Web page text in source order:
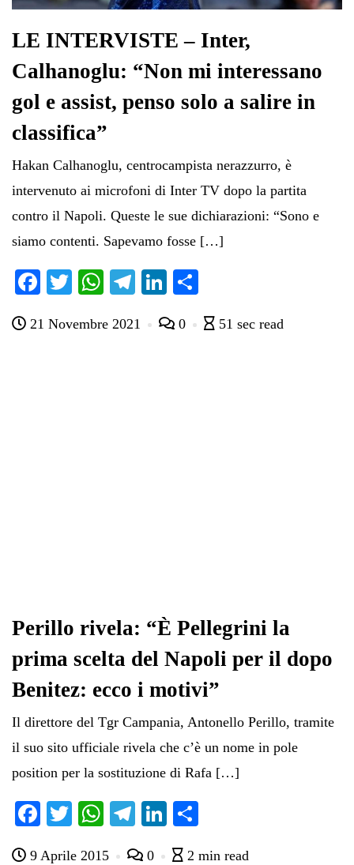
LE INTERVISTE – Inter,
Calhanoglu: “Non mi interessano
gol e assist, penso solo a salire in
classifica”
Hakan Calhanoglu, centrocampista nerazzurro, è
intervenuto ai microfoni di Inter TV dopo la partita
contro il Napoli. Queste le sue dichiarazioni: “Sono e
siamo contenti. Sapevamo fosse […]
Fa
bo
T
tte
W
ts
Te
gr
Li
ed
di
21 Novembre 2021 0 51 sec read
Perillo rivela: “È Pellegrini la
prima scelta del Napoli per il dopo
Benitez: ecco i motivi”
Il direttore del Tgr Campania, Antonello Perillo, tramite
il suo sito ufficiale rivela che c’è un nome in pole
position per la sostituzione di Rafa […]
Fa T
W
Te
Li
9 Aprile 2015 0 2 min read